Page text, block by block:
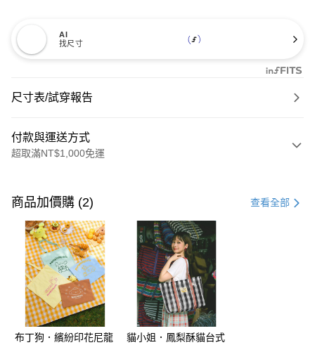
AI
找尺寸
尺寸表/試穿報告
付款與運送方式
超取滿NT$1,000免運
信用卡一次付款
購物金
超商取貨付款
LINE Pay
街口支付
運送方式
商品加價購 (2) 查看全部
布丁狗．繽紛印花尼龍
貓小姐．鳳梨酥貓台式